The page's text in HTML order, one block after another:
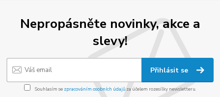
Nepropásněte novinky, akce a
slevy!
Přihlásit se
Souhlasím se zpracováním osobních údajůza účelem rozesílky newsletteru.